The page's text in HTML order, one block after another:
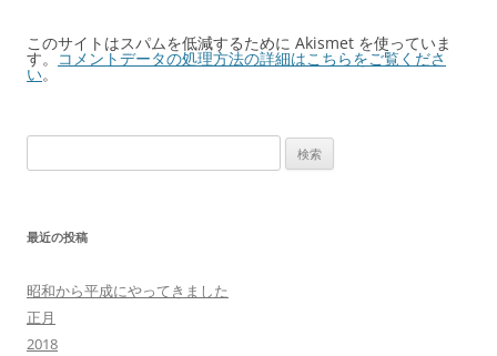
このサイトはスパムを低減するために Akismet を使っていま
す。 コメントデータの処理方法の詳細はこちらをご覧くださ
い。
索:
最近の投稿
昭和から平成にやってきました
正月
2018